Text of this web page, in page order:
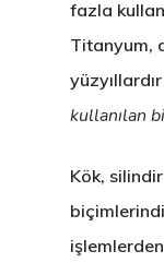
fazla
Titanyum,
kullanılan
Kök,